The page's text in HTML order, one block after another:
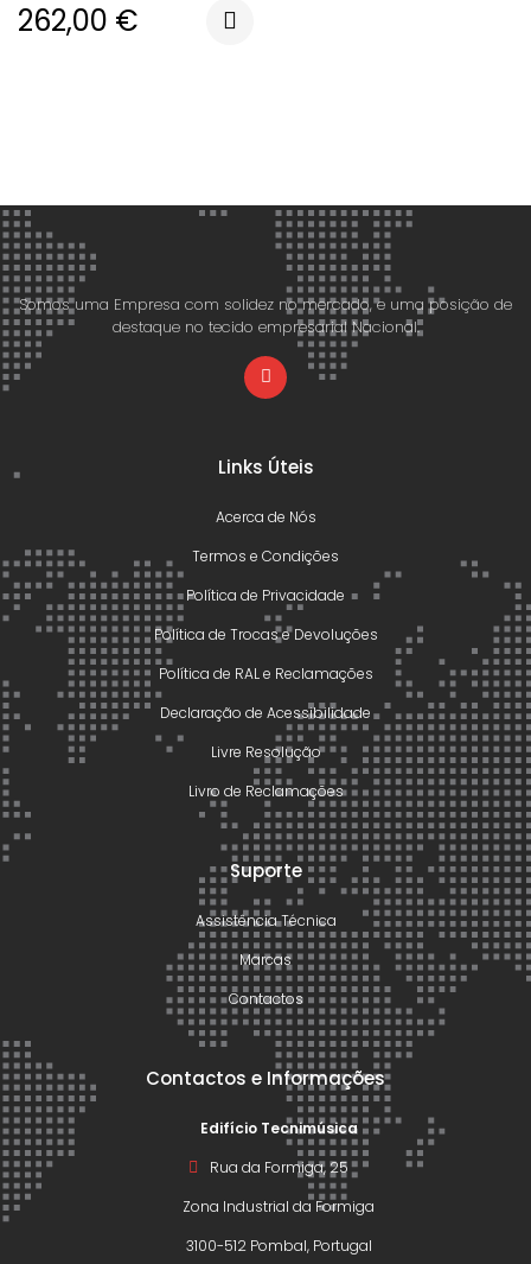
262,00 €
Somos uma Empresa com solidez no mercado, e uma posição de
destaque no tecido empresarial Nacional.
Links Úteis
Acerca de Nós
Termos e Condições
Política de Privacidade
Política de Trocas e Devoluções
Política de RAL e Reclamações
Declaração de Acessibilidade
Livre Resolução
Livro de Reclamações
Suporte
Assistência Técnica
Marcas
Contactos
Contactos e Informações
Edifício Tecnimúsica
Rua da Formiga, 25
Zona Industrial da Formiga
3100-512 Pombal, Portugal